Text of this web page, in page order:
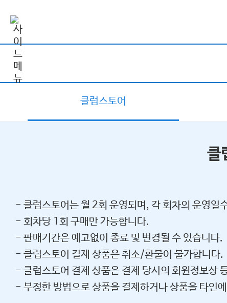
클럽스토어
클
- 클럽스토어는 월 2회 운영되며, 각 회차의 운영일
- 회차당 1회 구매만 가능합니다.
- 판매기간은 예고없이 종료 및 변경될 수 있습니다.
- 클럽스토어 결제 상품은 취소/환불이 불가합니다.
- 클럽스토어 결제 상품은 결제 당시의 회원정보상
- 부정한 방법으로 상품을 결제하거나 상품을 타인